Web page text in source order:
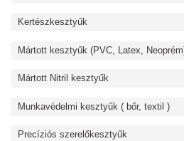
Kertészkesztyűk
Mártott kesztyűk (PVC, Latex,
Mártott Nitril kesztyűk
Munkavédelmi kesztyűk ( bőr, textil )
Precíziós szerelőkesztyűk